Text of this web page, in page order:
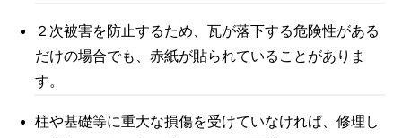
２次被害を防止するため、瓦が落下する危険性がある
だけの場合でも、赤紙が貼られていることがありま
す。
柱や基礎等に重大な損傷を受けていなければ、修理し